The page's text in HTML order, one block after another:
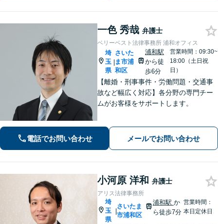
一色 秀哉 弁護士
ベリーベスト法律事務所 浦和オフィス
埼
玉
県
|
さいた
ま市浦
和区
浦和駅
から徒
歩6分
営業時間：09:30~
18:00（土日祝
日）
【離婚・刑事事件・労働問題・交通事
故など幅広く対応】各分野の専門チー
ムがお客様をサポートします。
電話でお問い合わせ メールでお問い合わせ
小河原 洋和 弁護士
アリス法律事務所
埼
玉
県
|
さいたま
市浦和区
浦和駅 か
ら徒歩7分
営業時間：
本日定休日